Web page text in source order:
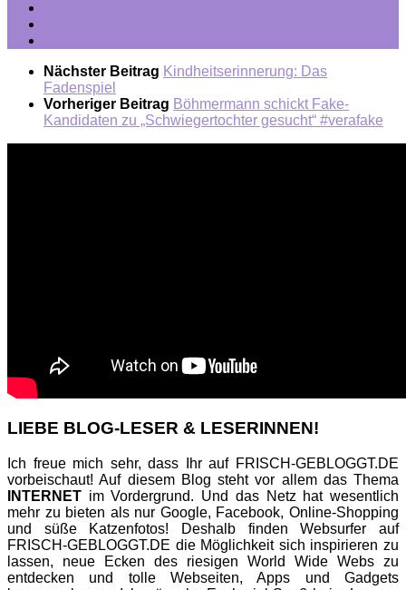
Nächster Beitrag Kindheitserinnerung: Das
Fadenspiel
Vorheriger Beitrag Böhmermann schickt Fake-
Kandidaten zu „Schwiegertochter gesucht“ #verafake
LIEBE BLOG-LESER & LESERINNEN!
Ich freue mich sehr, dass Ihr auf FRISCH-GEBLOGGT.DE
vorbeischaut! Auf diesem Blog steht vor allem das Thema
INTERNET im Vordergrund. Und das Netz hat wesentlich
mehr zu bieten als nur Google, Facebook, Online-Shopping
und süße Katzenfotos! Deshalb finden Websurfer auf
FRISCH-GEBLOGGT.DE die Möglichkeit sich inspirieren zu
lassen, neue Ecken des riesigen World Wide Webs zu
entdecken und tolle Webseiten, Apps und Gadgets